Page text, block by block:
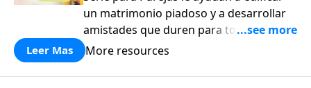
un matrimonio piadoso y a desarrollar
amistades que duren para toda la vida.
¡Únase a uno de los estudios de grupos
a casa los principios de la Palabra de
Leer Mas More resources